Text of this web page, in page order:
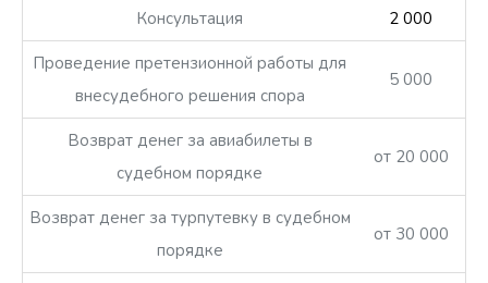
Консультация 2 000
Проведение претензионной работы для
внесудебного решения спора
5 000
Возврат денег за авиабилеты в
судебном порядке
от 20 000
Возврат денег за турпутевку в судебном
порядке
от 30 000